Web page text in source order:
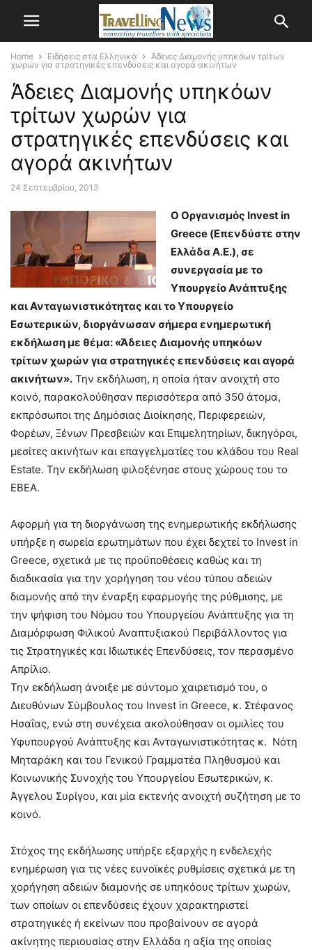
Home Ειδήσεις στα Ελληνικά
Άδειες Διαμονής υπηκόων τρίτων
χωρών για στρατηγικές επενδύσεις και αγορά ακινήτων
Άδειες Διαμονής υπηκόων
τρίτων χωρών για
στρατηγικές επενδύσεις και
αγορά ακινήτων
24 Σεπτεμβρίου, 2013
Ο Οργανισμός Invest in
Greece (Επενδύστε στην
Ελλάδα Α.Ε.), σε
συνεργασία με το
Υπουργείο Ανάπτυξης
και Ανταγωνιστικότητας και το Υπουργείο
Εσωτερικών, διοργάνωσαν σήμερα ενημερωτική
εκδήλωση με θέμα: «Άδειες Διαμονής υπηκόων
τρίτων χωρών για στρατηγικές επενδύσεις και αγορά
ακινήτων». Την εκδήλωση, η οποία ήταν ανοιχτή στο
κοινό, παρακολούθησαν περισσότερα από 350 άτομα,
εκπρόσωποι της Δημόσιας Διοίκησης, Περιφερειών,
Φορέων, Ξένων Πρεσβειών και Επιμελητηρίων, δικηγόροι,
μεσίτες ακινήτων και επαγγελματίες του κλάδου του Real
Estate. Την εκδήλωση φιλοξένησε στους χώρους του το
ΕΒΕΑ.
Αφορμή για τη διοργάνωση της ενημερωτικής εκδήλωσης
υπήρξε η σωρεία ερωτημάτων που έχει δεχτεί το Invest in
Greece, σχετικά με τις προϋποθέσεις καθώς και τη
διαδικασία για την χορήγηση του νέου τύπου αδειών
διαμονής από την έναρξη εφαρμογής της ρύθμισης, με
την ψήφιση του Νόμου του Υπουργείου Ανάπτυξης για τη
Διαμόρφωση Φιλικού Αναπτυξιακού Περιβάλλοντος για
τις Στρατηγικές και Ιδιωτικές Επενδύσεις, τον περασμένο
Απρίλιο.
Την εκδήλωση άνοιξε με σύντομο χαιρετισμό του, ο
Διευθύνων Σύμβουλος του Invest in Greece, κ. Στέφανος
Ησαΐας, ενώ στη συνέχεια ακολούθησαν οι ομιλίες του
Υφυπουργού Ανάπτυξης και Ανταγωνιστικότητας κ. Νότη
Μηταράκη και του Γενικού Γραμματέα Πληθυσμού και
Κοινωνικής Συνοχής του Υπουργείου Εσωτερικών, κ.
Άγγελου Συρίγου, και μία εκτενής ανοιχτή συζήτηση με το
κοινό.
Στόχος της εκδήλωσης υπήρξε εξαρχής η ενδελεχής
ενημέρωση για τις νέες ευνοϊκές ρυθμίσεις σχετικά με τη
χορήγηση αδειών διαμονής σε υπηκόους τρίτων χωρών,
των οποίων οι επενδύσεις έχουν χαρακτηριστεί
στρατηγικές ή εκείνων που προβαίνουν σε αγορά
ακίνητης περιουσίας στην Ελλάδα η αξία της οποίας